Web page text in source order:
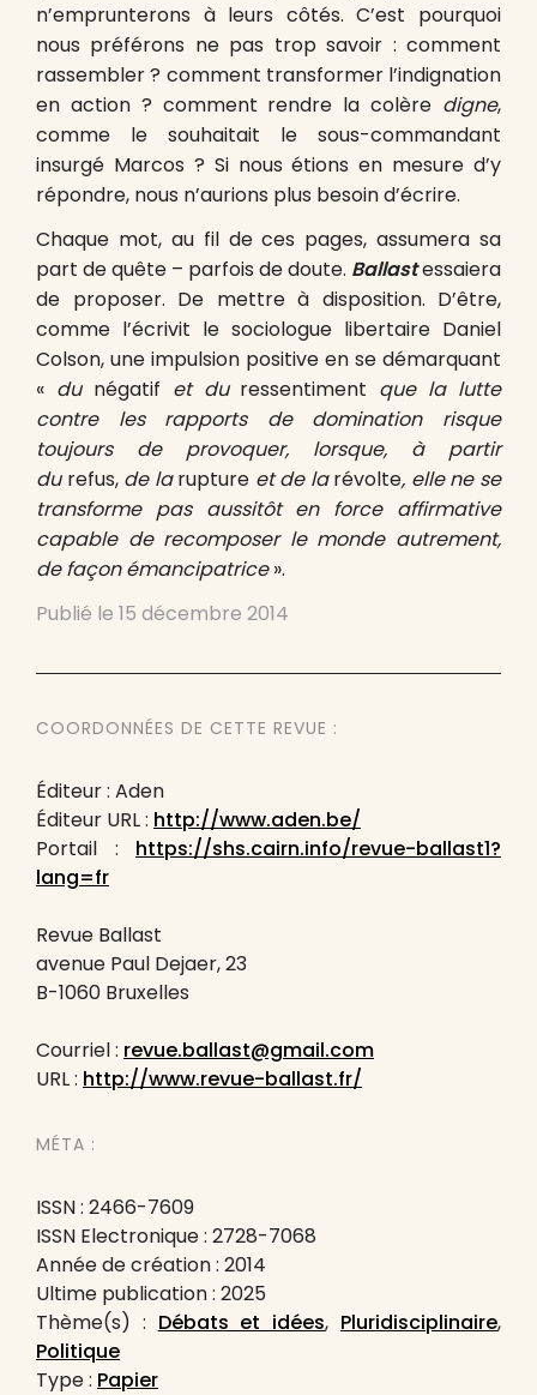
n’emprunterons à leurs côtés. C’est pourquoi
nous préférons ne pas trop savoir : comment
rassembler ? comment transformer l’indignation
en action ? comment rendre la colère digne,
comme le souhaitait le sous-commandant
insurgé Marcos ? Si nous étions en mesure d’y
répondre, nous n’aurions plus besoin d’écrire.
Chaque mot, au fil de ces pages, assumera sa
part de quête – parfois de doute. Ballastessaiera
de proposer. De mettre à disposition. D’être,
comme l’écrivit le sociologue libertaire Daniel
Colson, une impulsion positive en se démarquant
« du négatif et du ressentiment que la lutte
contre les rapports de domination risque
toujours de provoquer, lorsque, à partir
du refus, de larupture et de larévolte, elle ne se
transforme pas aussitôt en force affirmative
capable de recomposer le monde autrement,
de façon émancipatrice».
Publié le 15 décembre 2014
COORDONNÉES DE CETTE REVUE :
Éditeur : Aden
Éditeur URL : http://www.aden.be/
Portail : https://shs.cairn.info/revue-ballast1?
lang=fr
Revue Ballast
avenue Paul Dejaer, 23
B-1060 Bruxelles
Courriel : revue.ballast@gmail.com
URL : http://www.revue-ballast.fr/
MÉTA :
ISSN : 2466-7609
ISSN Electronique : 2728-7068
Année de création : 2014
Ultime publication : 2025
Thème(s) : Débats et idées, Pluridisciplinaire,
Politique
Type : Papier